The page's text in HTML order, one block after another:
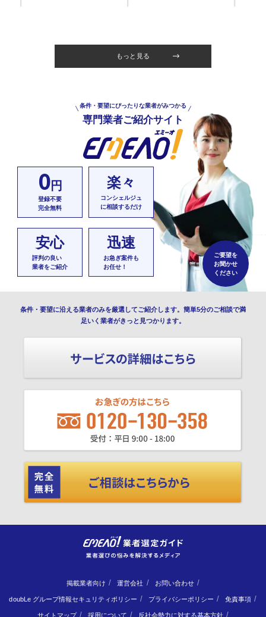
もっと見る
条件・要望にぴったりな業者がみつかる
専門業者ご紹介サイト
0円
登録不要
完全無料
楽々
コンシェルジュ
に相談するだけ
安心
評判の良い
業者をご紹介
迅速
お急ぎ案件も
お任せ！
ご要望を
お聞かせ
ください
条件・要望に沿える業者のみを厳選してご紹介します。簡単5分のご相談で満
足いく業者がきっと見つかります。
掲載業者向け 運営会社 お問い合わせ
doubLe グループ情報セキュリティポリシー プライバシーポリシー 免責事項
サイトマップ 採用について 反社会勢力に対する基本方針